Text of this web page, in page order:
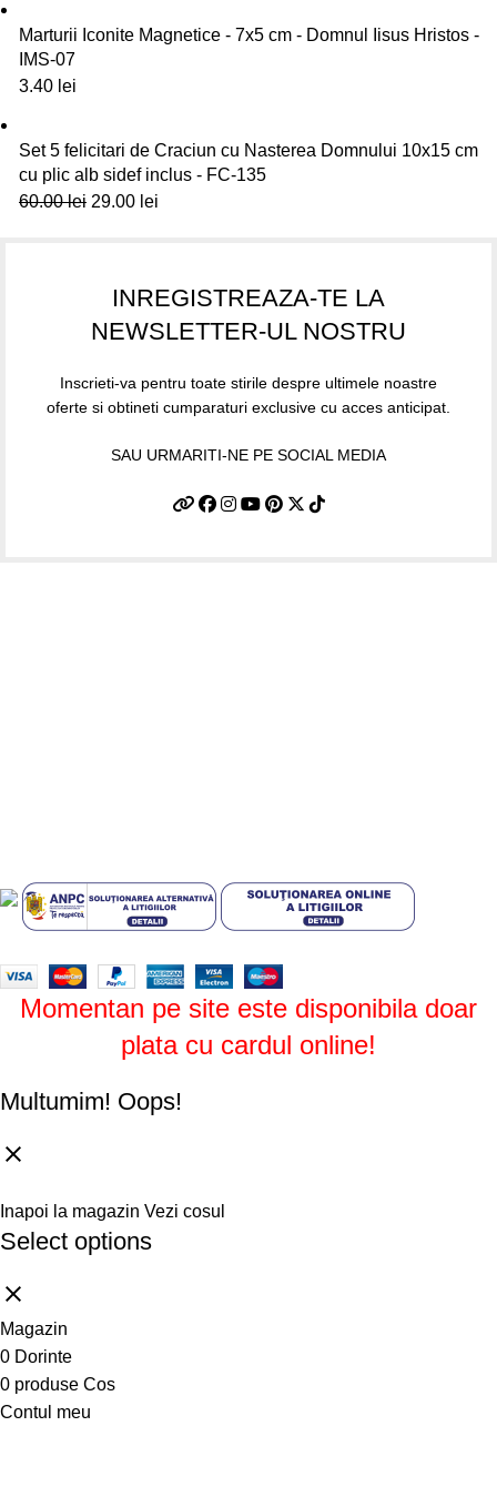
Marturii Iconite Magnetice - 7x5 cm - Domnul Iisus Hristos -
IMS-07
3.40 lei
Set 5 felicitari de Craciun cu Nasterea Domnului 10x15 cm
cu plic alb sidef inclus - FC-135
60.00lei 29.00 lei
INREGISTREAZA-TE LA
NEWSLETTER-UL NOSTRU
Inscrieti-va pentru toate stirile despre ultimele noastre
oferte si obtineti cumparaturi exclusive cu acces anticipat.
SAU URMARITI-NE PE SOCIAL MEDIA
Momentan pe site este disponibila doar
plata cu cardul online!
Multumim! Oops!
Inapoi la magazin Vezi cosul
Select options
Magazin
0 Dorinte
0 produse Cos
Contul meu